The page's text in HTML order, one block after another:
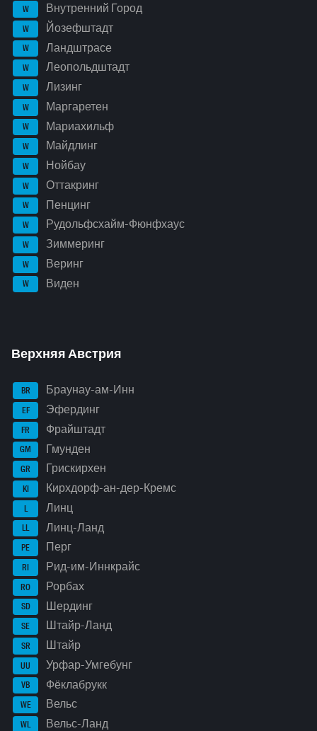
W Внутренний Город
W Йозефштадт
W Ландштрасе
W Леопольдштадт
W Лизинг
W Маргаретен
W Мариахильф
W Майдлинг
W Нойбау
W Оттакринг
W Пенцинг
W Рудольфсхайм-Фюнфхаус
W Зиммеринг
W Веринг
W Виден
Верхняя Австрия
BR Браунау-ам-Инн
EF Эфердинг
FR Фрайштадт
GM Гмунден
GR Грискирхен
KI Кирхдорф-ан-дер-Кремс
L Линц
LL Линц-Ланд
PE Перг
RI Рид-им-Иннкрайс
RO Рорбах
SD Шердинг
SE Штайр-Ланд
SR Штайр
UU Урфар-Умгебунг
VB Фёклабрукк
WE Вельс
WL Вельс-Ланд